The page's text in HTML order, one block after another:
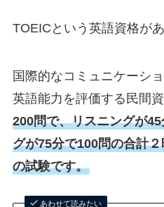
TOEICという英語資格があ
国際的なコミュニケーシ
英語能力を評価する民間資
200問で、リスニングが
グが75分で100問の合計
の試験です。
あわせて読みたい